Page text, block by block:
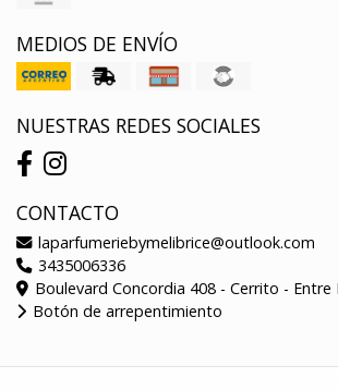
MEDIOS DE ENVÍO
NUESTRAS REDES SOCIALES
CONTACTO
laparfumeriebymelibrice@outlook.com
3435006336
Boulevard Concordia 408 - Cerrito - Entre
Botón de arrepentimiento